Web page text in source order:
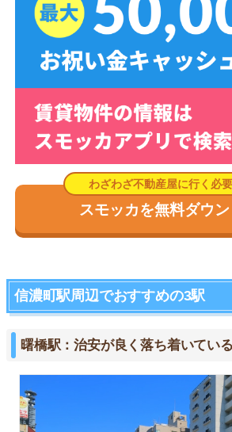
スモッカを無料ダウ
信濃町駅周辺でおすすめの3駅
曙橋駅：治安が良く落ち着いている